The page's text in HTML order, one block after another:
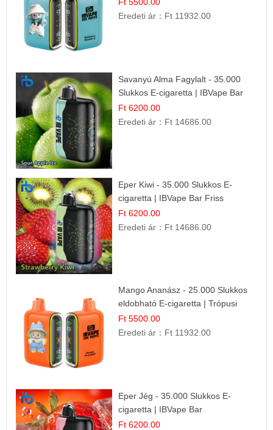
Eredeti ár： Ft 11932.00
Savanyú Alma Fagylalt - 35.000
Slukkos E-cigaretta | IBVape Bar
Ft 6200.00
Eredeti ár： Ft 14686.00
Eper Kiwi - 35.000 Slukkos E-
cigaretta | IBVape Bar Friss
Gyümölcs Ízek
Ft 6200.00
Eredeti ár： Ft 14686.00
Mango Ananász - 25.000 Slukkos
eldobható E-cigaretta | Trópusi
Ízélmény
Ft 5500.00
Eredeti ár： Ft 11932.00
Eper Jég - 35.000 Slukkos E-
cigaretta | IBVape Bar
Ft 6200.00